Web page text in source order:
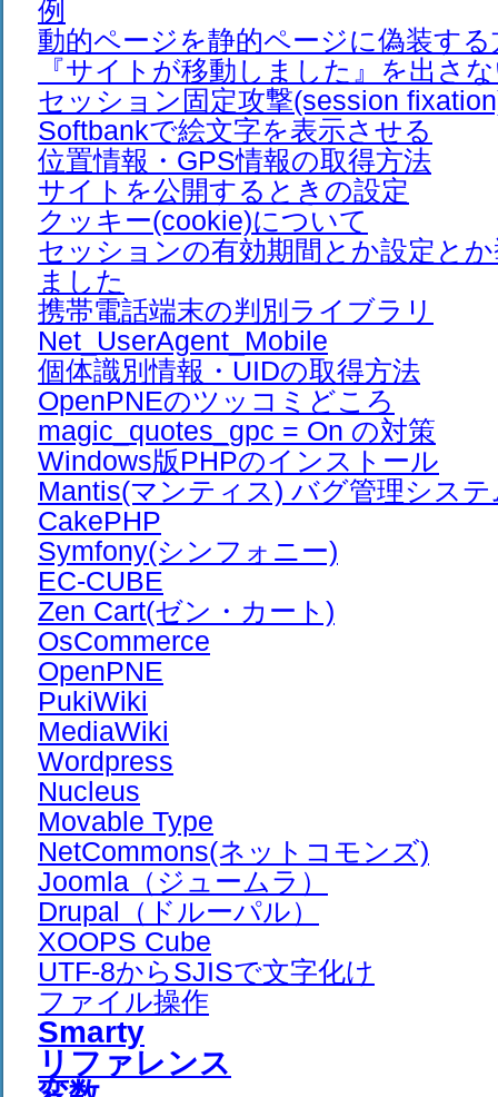
例
動的ページを静的ページに偽装する
『サイトが移動しました』を出さ
セッション固定攻撃(session
Softbankで絵文字を表示させる
位置情報・GPS情報の取得方法
サイトを公開するときの設定
クッキー(cookie)について
セッションの有効期間とか設定と
ました
携帯電話端末の判別ライブラリ
Net_UserAgent_Mobile
個体識別情報・UIDの取得方法
OpenPNEのツッコミどころ
magic_quotes_gpc = On の対策
Windows版PHPのインストール
Mantis(マンティス) バグ管理システ
CakePHP
Symfony(シンフォニー)
EC-CUBE
Zen Cart(ゼン・カート)
OsCommerce
OpenPNE
PukiWiki
MediaWiki
Wordpress
Nucleus
Movable Type
NetCommons(ネットコモンズ)
Joomla（ジュームラ）
Drupal（ドルーパル）
XOOPS Cube
UTF-8からSJISで文字化け
ファイル操作
Smarty
リファレンス